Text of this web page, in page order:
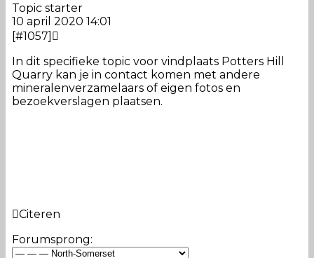
Topic starter
10 april 2020 14:01
[#1057]
In dit specifieke topic voor vindplaats Potters Hill
Quarry kan je in contact komen met andere
mineralenverzamelaars of eigen fotos en
bezoekverslagen plaatsen.
Citeren
Forumsprong: